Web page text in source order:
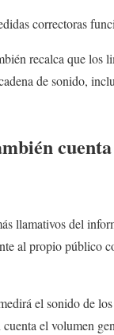
correctoras
recalca que los
de sonido,
llamativos del
al propio público
el sonido de
cuenta el volumen